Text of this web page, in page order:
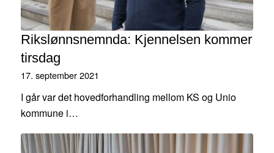
Rikslønnsnemnda: Kjennelsen kommer
tirsdag
17. september 2021
I går var det hovedforhandling mellom KS og Unio
kommune i…